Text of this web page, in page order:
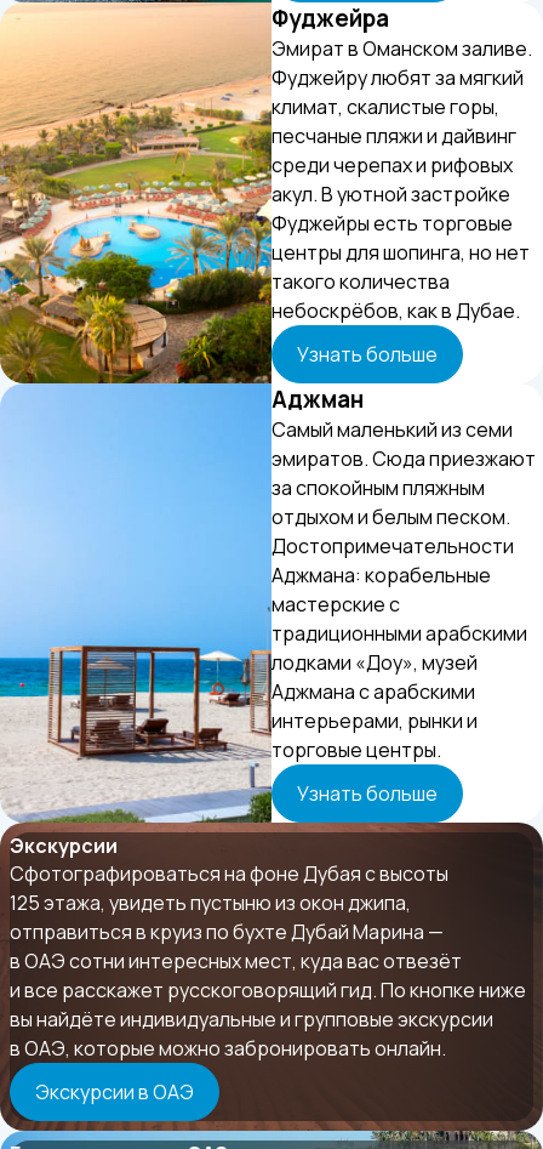
Фуджейра
Эмират в Оманском заливе.
Фуджейру любят за мягкий
климат, скалистые горы,
песчаные пляжи и дайвинг
среди черепах и рифовых
акул. В уютной застройке
Фуджейры есть торговые
центры для шопинга, но нет
такого количества
небоскрёбов, как в Дубае.
Узнать больше
Аджман
Самый маленький из семи
эмиратов. Сюда приезжают
за спокойным пляжным
отдыхом и белым песком.
Достопримечательности
Аджмана: корабельные
мастерские с
традиционными арабскими
лодками «Доу», музей
Аджмана с арабскими
интерьерами, рынки и
торговые центры.
Узнать больше
Экскурсии
Сфотографироваться на фоне Дубая с высоты
125 этажа, увидеть пустыню из окон джипа,
отправиться в круиз по бухте Дубай Марина —
в ОАЭ сотни интересных мест, куда вас отвезёт
и все расскажет русскоговорящий гид. По кнопке ниже
вы найдёте индивидуальные и групповые экскурсии
в ОАЭ, которые можно забронировать онлайн.
Экскурсии в ОАЭ